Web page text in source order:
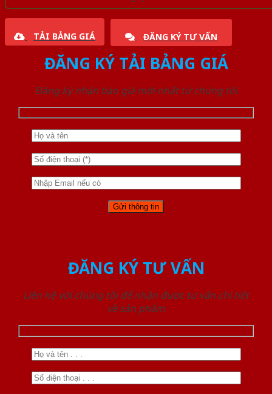
TẢI BẢNG GIÁ ĐĂNG KÝ TƯ VẤN
ĐĂNG KÝ TẢI BẢNG GIÁ
Đăng ký nhận báo giá mới nhất từ chúng tôi
ĐĂNG KÝ TƯ VẤN
Liên hệ với chúng tôi để nhận được tư vấn chi tiết
về sản phẩm